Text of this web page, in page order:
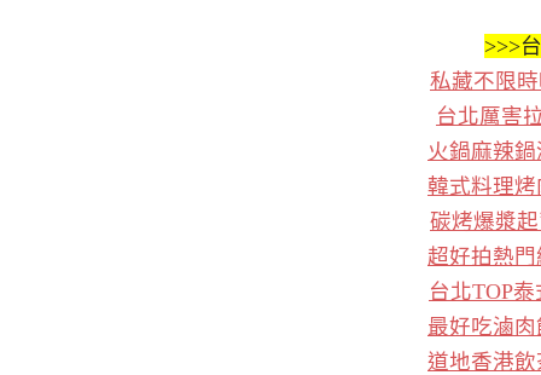
>>>
私藏不限
台北厲害
火鍋麻辣
韓式料理
碳烤爆漿
超好拍熱
台北TOP
最好吃滷
道地香港